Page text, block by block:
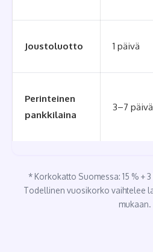
Joustoluotto 1 päivä
Perinteinen
pankkilaina
3–7
* Korkokatto Suomessa: 15 % +
Todellinen vuosikorko vaihtelee
mukaan.